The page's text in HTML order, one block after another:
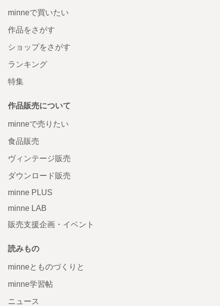
minneで買いたい
作品をさがす
ショップをさがす
ランキング
特集
作品販売について
minneで売りたい
食品販売
ヴィンテージ販売
ダウンロード販売
minne PLUS
minne LAB
販売支援企画・イベント
読みもの
minneとものづくりと
minne学習帖
ニュース